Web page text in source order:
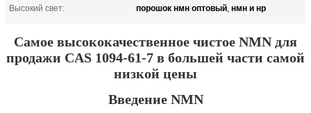
Высокий свет:
порошок нмн оптовый, нмн и нр
Самое высококачественное чистое NMN для
продажи CAS 1094-61-7 в большей части самой
низкой цены
Введение NMN